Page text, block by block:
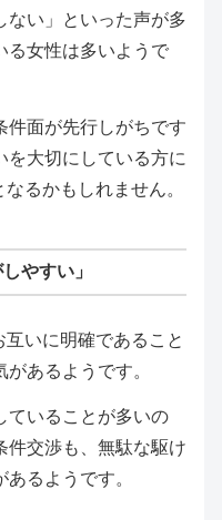
ない」といった声が多
る女性は多いようで
件面が先行しがちです
を大切にしている方に
るかもしれません。
やすい」
いに明確であること
あるようです。
ていることが多いの
件交渉も、無駄な駆け
るようです。